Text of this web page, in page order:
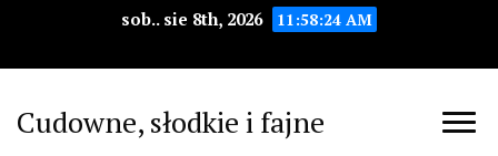
sob.. sie 8th, 2026 11:58:26 AM
Cudowne, słodkie i fajne